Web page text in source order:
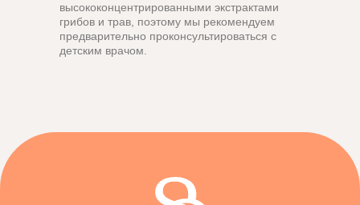
высококонцентрированными экстрактами
грибов и трав, поэтому мы рекомендуем
предварительно проконсультироваться с
детским врачом.